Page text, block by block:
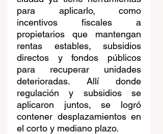
para aplicarlo, como
incentivos fiscales a
propietarios que mantengan
rentas estables, subsidios
directos y fondos públicos
para recuperar unidades
deterioradas. Allí donde
regulación y subsidios se
aplicaron juntos, se logró
contener desplazamientos en
el corto y mediano plazo.